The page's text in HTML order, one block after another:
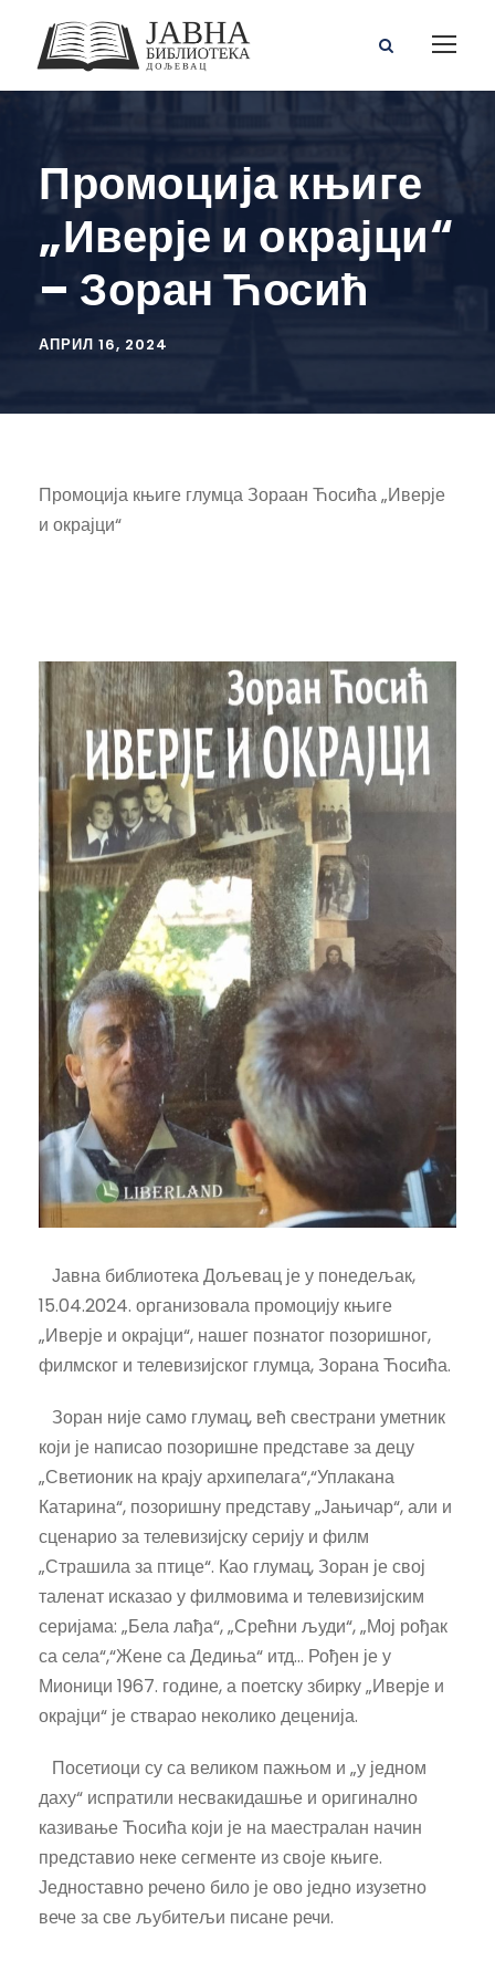
Промоција књиге
„Иверје и окрајци“
– Зоран Ћосић
АПРИЛ 16, 2024
Промоција књиге глумца Зораан Ћосића „Иверје
и окрајци“
Јавна библиотека Дољевац је у понедељак,
15.04.2024. организовала промоцију књиге
„Иверје и окрајци“, нашег познатог позоришног,
филмског и телевизијског глумца, Зорана Ћосића.
Зоран није само глумац, већ свестрани уметник
који је написао позоришне представе за децу
„Светионик на крају архипелага“,“Уплакана
Катарина“, позоришну представу „Јањичар“, али и
сценарио за телевизијску серију и филм
„Страшила за птице“. Као глумац, Зоран је свој
таленат исказао у филмовима и телевизијским
серијама: „Бела лађа“, „Срећни људи“, „Мој рођак
са села“,“Жене са Дедиња“ итд… Рођен је у
Мионици 1967. године, а поетску збирку „Иверје и
окрајци“ је стварао неколико деценија.
Посетиоци су са великом пажњом и „у једном
даху“ испратили несвакидашње и оригинално
казивање Ћосића који је на маестралан начин
представио неке сегменте из своје књиге.
Једноставно речено било је ово једно изузетно
вече за све љубитељи писане речи.